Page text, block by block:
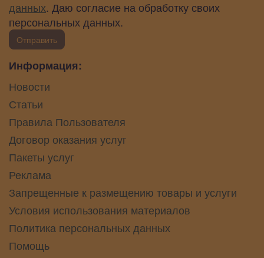
данных. Даю согласие на обработку своих
персональных данных.
Отправить
Информация:
Новости
Статьи
Правила Пользователя
Договор оказания услуг
Пакеты услуг
Реклама
Запрещенные к размещению товары и услуги
Условия использования материалов
Политика персональных данных
Помощь